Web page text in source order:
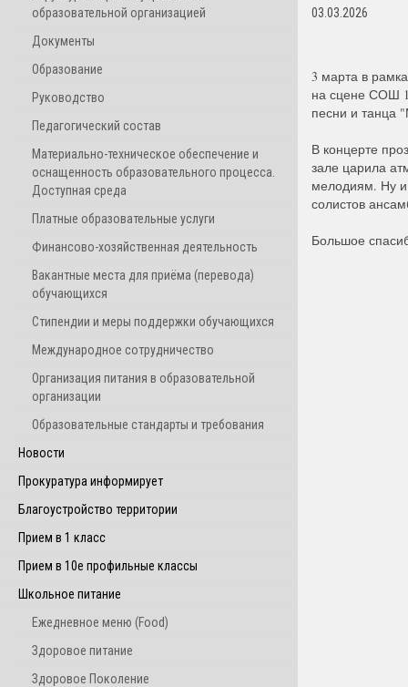
образовательной организацией
Документы
Образование
Руководство
Педагогический состав
Материально-техническое обеспечение и
оснащенность образовательного процесса.
Доступная среда
Платные образовательные услуги
Финансово-хозяйственная деятельность
Вакантные места для приёма (перевода)
обучающихся
Стипендии и меры поддержки обучающихся
Международное сотрудничество
Организация питания в образовательной
организации
Образовательные стандарты и требования
Новости
Прокуратура информирует
Благоустройство территории
Прием в 1 класс
Прием в 10е профильные классы
Школьное питание
Ежедневное меню (Food)
Здоровое питание
Здоровое Поколение
03.03.2026
3 марта в
на сцене СОШ 1
песни и танца
В концерте
зале царила
мелодиям. Ну и
солистов
Большое